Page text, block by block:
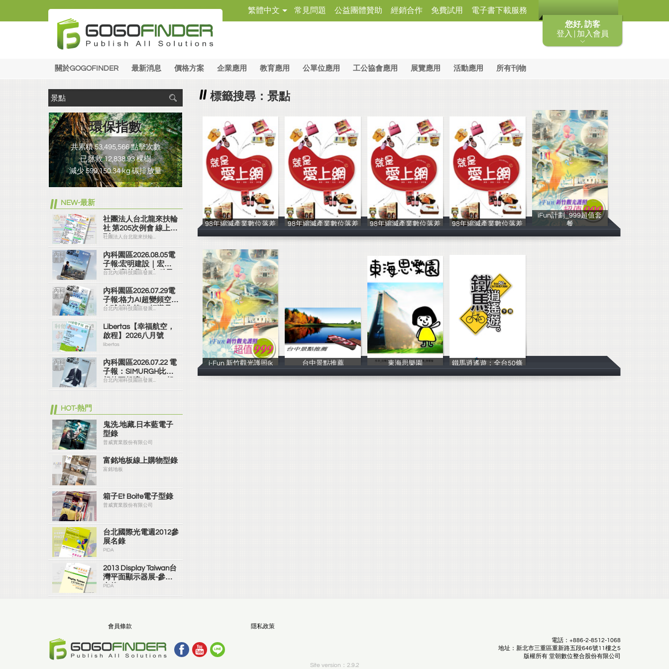
您好, 訪客
登入 | 加入會員
繁體中文 常見問題 公益團體贊助 經銷合作 免費試用 電子書下載服務
關於GOGOFINDER 最新消息 價格方案 企業應用 教育應用 公單位應用 工公協會應用 展覽應用 活動應用 所有刊物
標籤搜尋：景點
98年縮減產業數位落差
中華民國資訊軟
98年縮減產業數位落差
中華民國資訊軟
98年縮減產業數位落差
中華民國資訊軟
98年縮減產業數位落差
中華民國資訊軟
iFun計劃_999超值套
餐
網遠科技
i-Fun 新竹觀光護照(k
Farnet
台中景點推薦
劉俞廷、許翊祥
東海思樂園
陳磬瑩、陳尚瑋
鐵馬逍遙遊：全台50條
行政院體育委員
環保指數
共累積 53,495,566 點擊次數
已拯救 12,838.93 棵樹
減少 599,150.34 kg 碳排放量
NEW-最新
社團法人台北龍來扶輪
社 第205次例會 線上社
刊
社團法人台北龍來扶輪...
內科園區2026.08.05電
子報:宏明建設｜宏明
麗山 家的靠山 內科最
高的安全承諾
台北內湖科技園區發展...
內科園區2026.07.29電
子報:格力AI超變頻空調
全球銷售第一 領導品
牌
台北內湖科技園區發展...
Libertas【幸福航空，
啟程】2026八月號
libertas
內科園區2026.07.22 電
子報：SIMURGH比你
想的更舒適｜Su-Si 舒
仕裝 都會日常輕鬆穿
台北內湖科技園區發展...
HOT-熱門
鬼洗.地藏.日本藍電子
型錄
普威實業股份有限公司
富銘地板線上購物型錄
富銘地板
箱子Et Boite電子型錄
普威實業股份有限公司
台北國際光電週2012參
展名錄
PIDA
2013 Display Taiwan台
灣平面顯示器展-參展
名錄
PIDA
會員條款 隱私政策
電話：+886-2-8512-1068
地址：新北市三重區重新路五段646號11樓之5
版權所有 堂朝數位整合股份有限公司
Site version：2.9.2